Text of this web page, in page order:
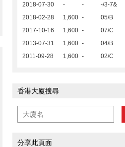
2018-07-30
- - -/3-7&
2018-02-28
1,600 - 05/B
2017-10-16
1,600 - 07/C
2013-07-31
1,600 - 04/B
2011-09-28
1,600 - 02/C
香港大廈搜尋
分享此頁面